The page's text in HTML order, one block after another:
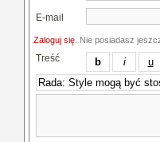
E-mail
Zaloguj się . Nie posiadasz
Treść